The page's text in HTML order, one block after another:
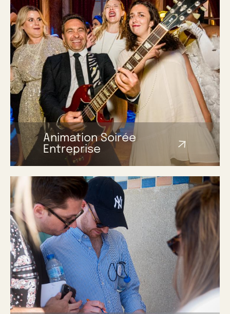
Animation Soirée
Entreprise